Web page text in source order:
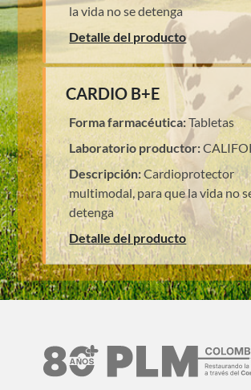
la vida no se detenga
Detalle del producto
CARDIO B+E
Forma farmacéutica:Tabletas
Laboratorio productor:
Descripción:Cardioprotector
multimodal, para que la vida no
detenga
Detalle del producto